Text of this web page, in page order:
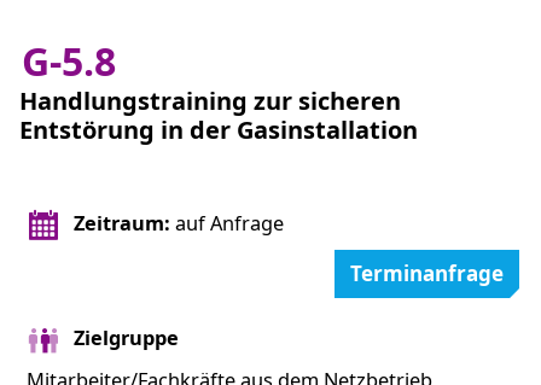
G-5.8
Handlungstraining zur sicheren
Entstörung in der Gasinstallation
Zeitraum: auf Anfrage
Terminanfrage
Zielgruppe